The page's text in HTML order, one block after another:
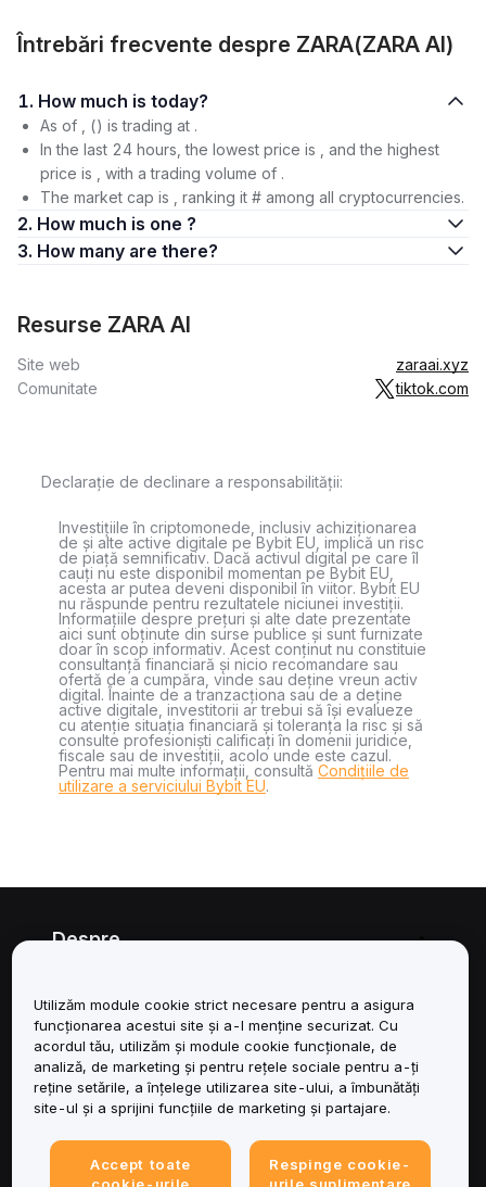
Întrebări frecvente despre ZARA(ZARA AI)
1. How much is today?
As of , () is trading at .
In the last 24 hours, the lowest price is , and the highest
price is , with a trading volume of .
The market cap is , ranking it # among all cryptocurrencies.
2. How much is one ?
3. How many are there?
Resurse ZARA AI
Site web
zaraai.xyz
Comunitate
tiktok.com
Declarație de declinare a responsabilității:
Investițiile în criptomonede, inclusiv achiziționarea
de și alte active digitale pe Bybit EU, implică un risc
de piață semnificativ. Dacă activul digital pe care îl
cauți nu este disponibil momentan pe Bybit EU,
acesta ar putea deveni disponibil în viitor. Bybit EU
nu răspunde pentru rezultatele niciunei investiții.
Informațiile despre prețuri și alte date prezentate
aici sunt obținute din surse publice și sunt furnizate
doar în scop informativ. Acest conținut nu constituie
consultanță financiară și nicio recomandare sau
ofertă de a cumpăra, vinde sau deține vreun activ
digital. Înainte de a tranzacționa sau de a deține
active digitale, investitorii ar trebui să își evalueze
cu atenție situația financiară și toleranța la risc și să
consulte profesioniști calificați în domenii juridice,
fiscale sau de investiții, acolo unde este cazul.
Pentru mai multe informații, consultă Condițiile de
utilizare a serviciului Bybit EU.
Despre
Asistență
Produse
Juridic
Utilizăm module cookie strict necesare pentru a asigura
funcționarea acestui site și a-l menține securizat. Cu
acordul tău, utilizăm și module cookie funcționale, de
analiză, de marketing și pentru rețele sociale pentru a-ți
reține setările, a înțelege utilizarea site-ului, a îmbunătăți
site-ul și a sprijini funcțiile de marketing și partajare.
Accept toate
Respinge cookie-